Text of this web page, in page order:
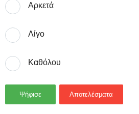
Αρκετά
Λίγο
Καθόλου
Ψήφισε Αποτελέσματα